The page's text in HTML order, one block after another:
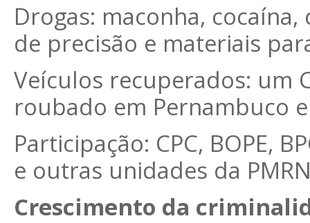
Drogas: maconha,
de precisão e materiais
Veículos recuperados: um
roubado em Pernambuco
Participação: CPC, BOPE,
e outras unidades da
Crescimento da